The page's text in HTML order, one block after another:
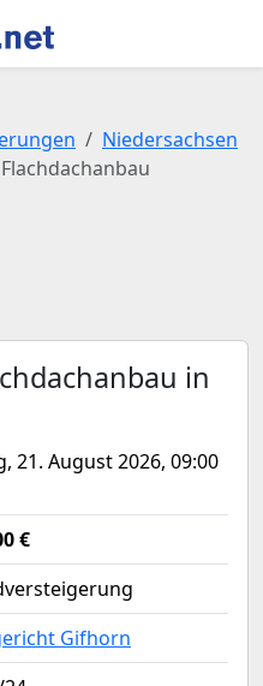
Niedersachsen
in
21. August 2026, 09:00
€
Gifhorn